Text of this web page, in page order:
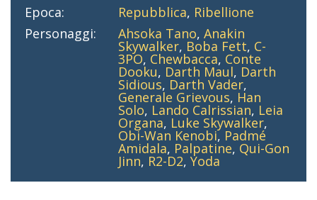
Epoca:
Repubblica, Ribellione
Personaggi:
Ahsoka Tano,Anakin
Skywalker, Boba Fett, C-
3PO, Chewbacca, Conte
Dooku, Darth Maul, Darth
Sidious, Darth Vader,
Generale Grievous, Han
Solo, Lando Calrissian, Leia
Organa, Luke Skywalker,
Obi-Wan Kenobi, Padmé
Amidala, Palpatine, Qui-Gon
Jinn, R2-D2,Yoda